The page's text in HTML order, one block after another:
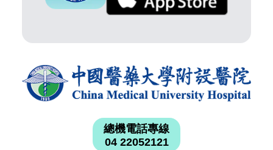
總機電話專線
04 22052121